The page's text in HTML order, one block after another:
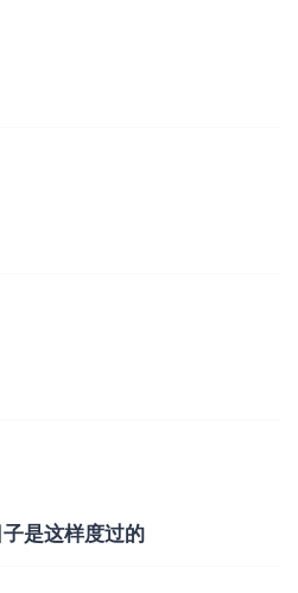
是这样度过的